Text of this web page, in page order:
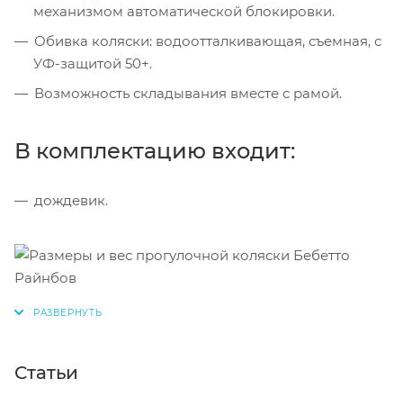
механизмом автоматической блокировки.
Обивка коляски: водоотталкивающая, съемная, с
УФ-защитой 50+.
Возможность складывания вместе с рамой.
В комплектацию входит:
дождевик.
Статьи